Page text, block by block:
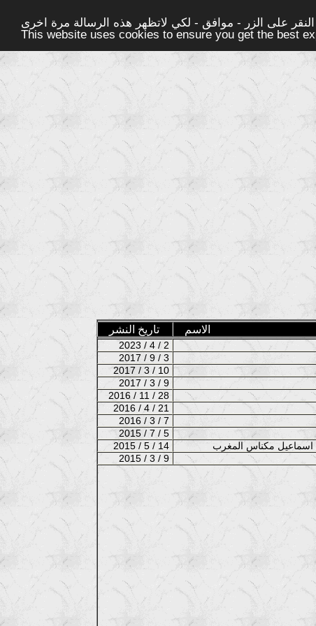
على الزر - موافق - لكي لاتظهر هذه الرسالة مرة اخرى -
This website uses cookies to ensure you get the best
تاريخ النشر الاسم
2023 / 4 / 2
2017 / 9 / 3
2017 / 3 / 10
2017 / 3 / 9
2016 / 11 / 28
2016 / 4 / 21
2016 / 3 / 7
2015 / 7 / 5
2015 / 5 / 14
2015 / 3 / 9